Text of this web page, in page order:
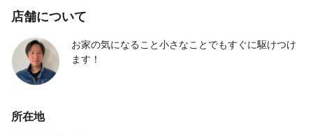
店舗について
お家の気になること小さなことでもすぐに駆けつけ
ます！
所在地